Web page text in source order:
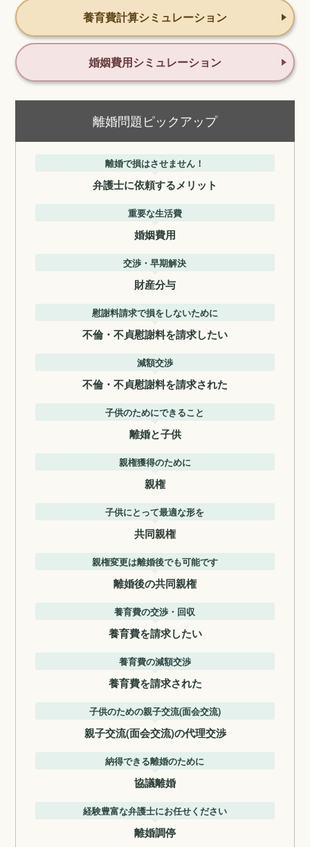
養育費計算シミュレーション
婚姻費用シミュレーション
離婚問題ピックアップ
離婚で損はさせません！
弁護士に依頼するメリット
重要な生活費
婚姻費用
交渉・早期解決
財産分与
慰謝料請求で損をしないために
不倫・不貞慰謝料を請求したい
減額交渉
不倫・不貞慰謝料を請求された
子供のためにできること
離婚と子供
親権獲得のために
親権
子供にとって最適な形を
共同親権
親権変更は離婚後でも可能です
離婚後の共同親権
養育費の交渉・回収
養育費を請求したい
養育費の減額交渉
養育費を請求された
子供のための親子交流(面会交流)
親子交流(面会交流)の代理交渉
納得できる離婚のために
協議離婚
経験豊富な弁護士にお任せください
離婚調停